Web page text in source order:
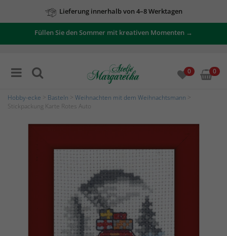
Lieferung innerhalb von 4–8 Werktagen
Füllen Sie den Sommer mit kreativen Momenten →
0 0
Hobby-ecke Basteln Weihnachten mit dem Weihnachtsmann
Stickpackung Karte Rotes Auto